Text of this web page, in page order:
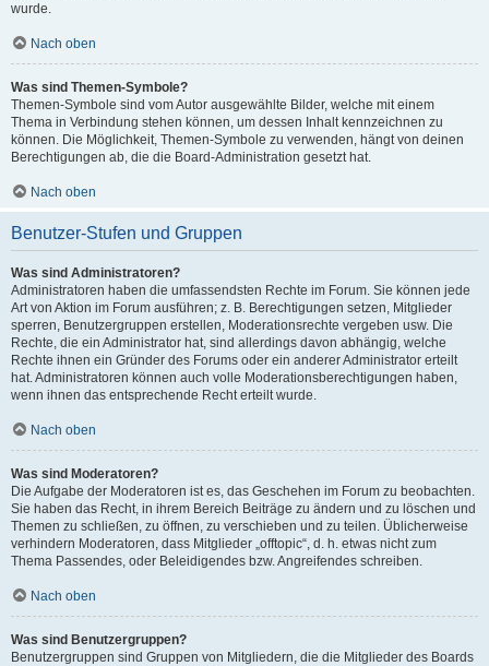
wurde.
Nach oben
Was sind Themen-Symbole?
Themen-Symbole sind vom Autor ausgewählte Bilder, welche mit einem
Thema in Verbindung stehen können, um dessen Inhalt kennzeichnen zu
können. Die Möglichkeit, Themen-Symbole zu verwenden, hängt von deinen
Berechtigungen ab, die die Board-Administration gesetzt hat.
Nach oben
Benutzer-Stufen und Gruppen
Was sind Administratoren?
Administratoren haben die umfassendsten Rechte im Forum. Sie können jede
Art von Aktion im Forum ausführen; z. B. Berechtigungen setzen, Mitglieder
sperren, Benutzergruppen erstellen, Moderationsrechte vergeben usw. Die
Rechte, die ein Administrator hat, sind allerdings davon abhängig, welche
Rechte ihnen ein Gründer des Forums oder ein anderer Administrator erteilt
hat. Administratoren können auch volle Moderationsberechtigungen haben,
wenn ihnen das entsprechende Recht erteilt wurde.
Nach oben
Was sind Moderatoren?
Die Aufgabe der Moderatoren ist es, das Geschehen im Forum zu beobachten.
Sie haben das Recht, in ihrem Bereich Beiträge zu ändern und zu löschen und
Themen zu schließen, zu öffnen, zu verschieben und zu teilen. Üblicherweise
verhindern Moderatoren, dass Mitglieder „offtopic“, d. h. etwas nicht zum
Thema Passendes, oder Beleidigendes bzw. Angreifendes schreiben.
Nach oben
Was sind Benutzergruppen?
Benutzergruppen sind Gruppen von Mitgliedern, die die Mitglieder des Boards